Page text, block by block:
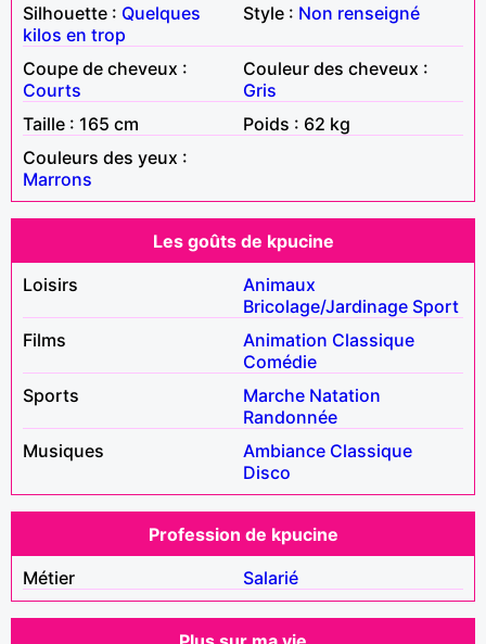
Silhouette : Quelques
kilos en trop
Style : Non renseigné
Coupe de cheveux :
Courts
Couleur des cheveux :
Gris
Taille : 165 cm
Poids : 62 kg
Couleurs des yeux :
Marrons
Les goûts de kpucine
Loisirs
Animaux
Bricolage/Jardinage Sport
Films
Animation Classique
Comédie
Sports
Marche Natation
Randonnée
Musiques
Ambiance Classique
Disco
Profession de kpucine
Métier
Salarié